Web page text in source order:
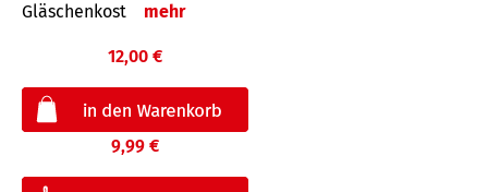
Gläschenkost
mehr
12,00 €
9,99 €